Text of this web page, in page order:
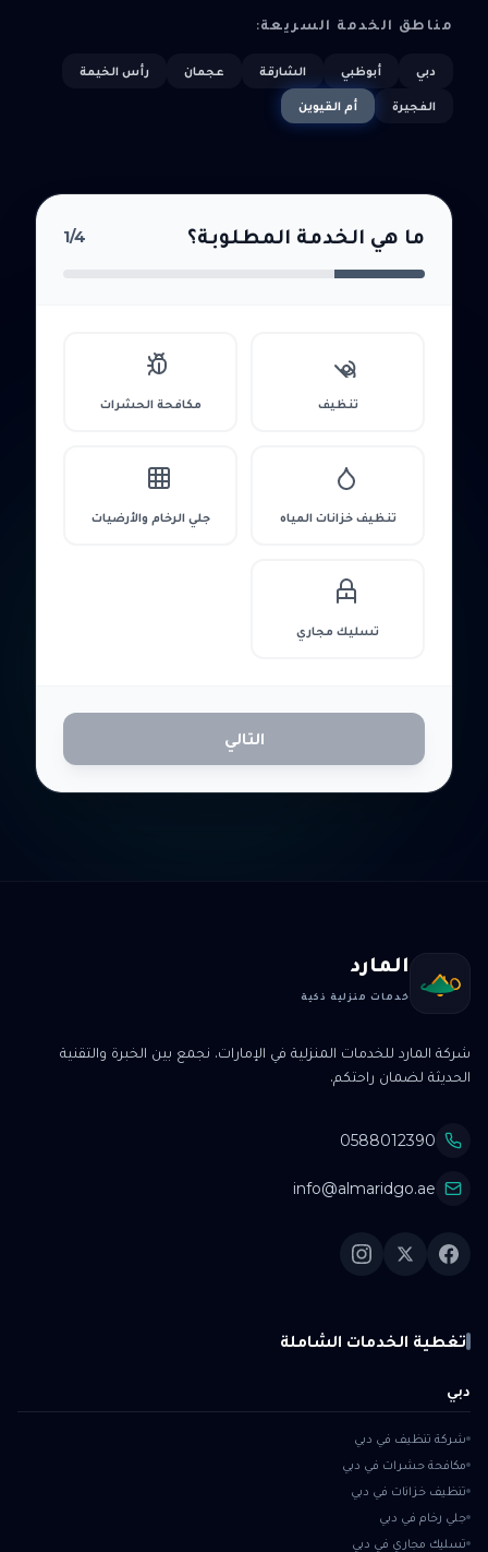
مناطق الخدمة السريعة:
دبي أبوظبي الشارقة عجمان رأس الخيمة
الفجيرة أم القيوين
ما هي الخدمة المطلوبة؟ 1/4
تنظيف مكافحة الحشرات
تنظيف خزانات المياه جلي الرخام والأرضيات
تسليك مجاري
التالي
المارد
خدمات منزلية ذكية
شركة المارد للخدمات المنزلية في الإمارات. نجمع بين الخبرة والتقنية
الحديثة لضمان راحتكم.
0588012390
info@almaridgo.ae
تغطية الخدمات الشاملة
دبي
شركة تنظيف في دبي
مكافحة حشرات في دبي
تنظيف خزانات في دبي
جلي رخام في دبي
تسليك مجاري في دبي